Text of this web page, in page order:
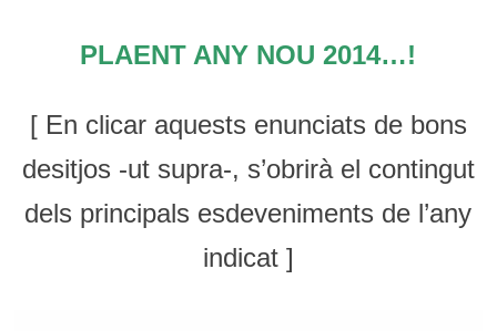
PLAENT ANY NOU 2014…!
[ En clicar aquests enunciats de bons
desitjos -ut supra-, s’obrirà el contingut
dels principals esdeveniments de l’any
indicat ]